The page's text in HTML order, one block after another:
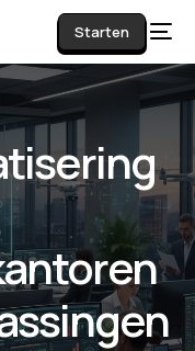
Starten